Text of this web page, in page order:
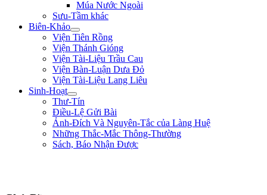
Múa Nước Ngoài
Sưu-Tầm khác
Biên-Khảo
Viện Tiên Rồng
Viện Thánh Gióng
Viện Tài-Liệu Trầu Cau
Viện Bàn-Luận Dưa Đỏ
Viện Tài-Liệu Lang Liêu
Sinh-Hoạt
Thư-Tín
Điều-Lệ Gửi Bài
Ảnh-Đích Và Nguyên-Tắc của Làng Huệ
Những Thắc-Mắc Thông-Thường
Sách, Báo Nhận Được